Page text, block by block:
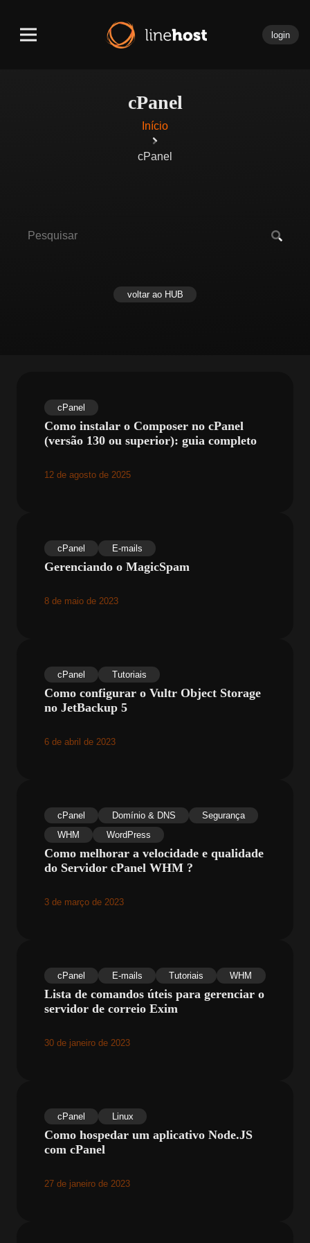
login
cPanel
Início
cPanel
voltar ao HUB
cPanel
Como instalar o Composer no cPanel
(versão 130 ou superior): guia completo
12 de agosto de 2025
cPanel E-mails
Gerenciando o MagicSpam
8 de maio de 2023
cPanel Tutoriais
Como configurar o Vultr Object Storage
no JetBackup 5
6 de abril de 2023
cPanel Domínio & DNS
Segurança
WHM
WordPress
Como melhorar a velocidade e qualidade
do Servidor cPanel WHM ?
3 de março de 2023
cPanel E-mails Tutoriais WHM
Lista de comandos úteis para gerenciar o
servidor de correio Exim
30 de janeiro de 2023
cPanel Linux
Como hospedar um aplicativo Node.JS
com cPanel
27 de janeiro de 2023